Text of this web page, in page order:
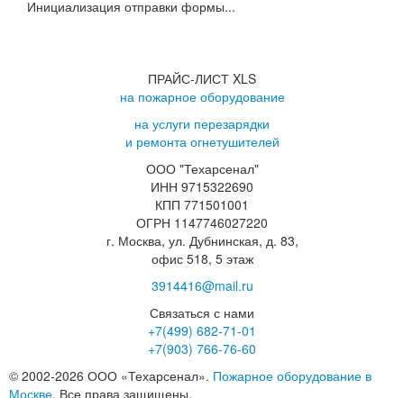
Инициализация отправки формы...
ПРАЙС-ЛИСТ XLS
на пожарное оборудование
на услуги перезарядки
и ремонта огнетушителей
ООО "Техарсенал"
ИНН 9715322690
КПП 771501001
ОГРН 1147746027220
г. Москва, ул. Дубнинская, д. 83,
офис 518, 5 этаж
3914416@mail.ru
Связаться с нами
+7(499) 682-71-01
+7(903) 766-76-60
© 2002-2026 ООО «Техарсенал». Пожарное оборудование в
Москве. Все права защищены.